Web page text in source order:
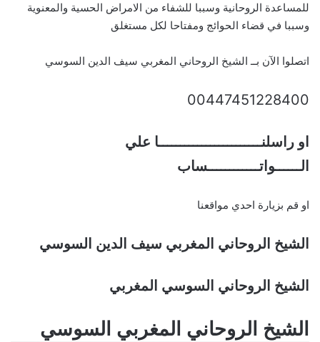
للمساعدة الروحانية وسببا للشفاء من الامراض الحسية والمعنوية
وسببا في قضاء الحوائج ومفتاحا لكل مستغلق
اتصلوا الآن بــ الشيخ الروحاني المغربي سيف الدين السوسي
00447451228400
او راسلنــــــــــــــــــــــــا علي
الــــــواتــــــــــــساب
او قم بزيارة احدي مواقعنا
الشيخ الروحاني المغربي سيف الدين السوسي
الشيخ الروحاني السوسي المغربي
الشيخ الروحاني المغربي السوسي